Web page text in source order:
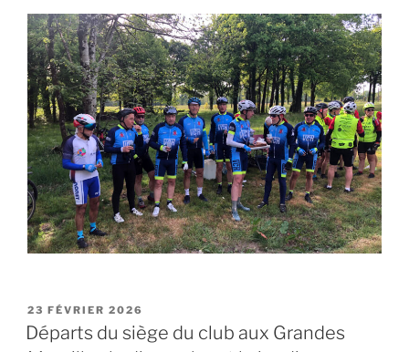
PUBLIÉ
LE
23 FÉVRIER 2026
Départs du siège du club aux Grandes